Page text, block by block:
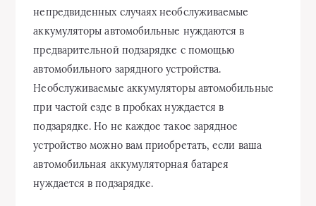
непредвиденных случаях необслуживаемые
аккумуляторы автомобильные нуждаются в
предварительной подзарядке с помощью
автомобильного зарядного устройства.
Необслуживаемые аккумуляторы автомобильные
при частой езде в пробках нуждается в
подзарядке. Но не каждое такое зарядное
устройство можно вам приобретать, если ваша
автомобильная аккумуляторная батарея
нуждается в подзарядке.